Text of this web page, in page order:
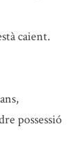
caient.
possessió